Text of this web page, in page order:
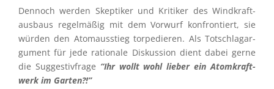
Dennoch werden Skepti­ker und Kriti­ker des Windkraft­
aus­baus regel­mä­ßig mit dem Vorwurf konfron­tiert, sie
würden den Atomaus­stieg torpe­die­ren. Als Totschlag­ar­
gu­ment für jede ratio­nale Diskus­sion dient dabei gerne
die Sugges­tiv­frage “Ihr wollt wohl lieber ein Atomkraft­
werk im Garten?!”